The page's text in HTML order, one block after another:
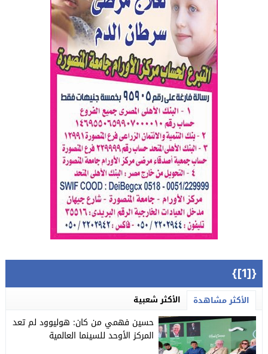
{[1]}
الأكثر مشاهدة الأكثر شعبية
حسين فهمي من كان: هوليوود لم تعد
المركز الأوحد للسينما العالمية